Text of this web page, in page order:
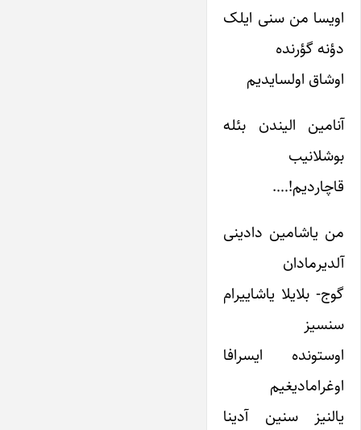
اویسا من سنی ایلک
دؤنه گؤرنده
اوشاق اولسایدیم
آنامین الیندن بئله
بوشلانیب
قاچاردیم!….
من یاشامین دادینی
آلدیرما‌دان
گوج- بلایلا یاشاییرام
سنسیز
اوستونده ایسرافا
اوغرامادیغیم
یالنیز سنین آدینا